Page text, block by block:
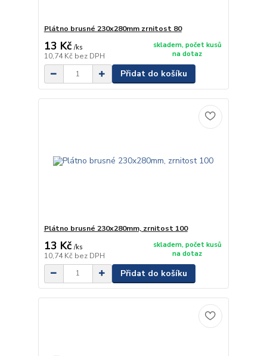
Plátno brusné 230x280mm zrnitost 80
13 Kč /ks
10,74 Kč bez DPH
skladem, počet kusů
na dotaz
Přidat do košíku
Plátno brusné 230x280mm, zrnitost 100
13 Kč /ks
10,74 Kč bez DPH
skladem, počet kusů
na dotaz
Přidat do košíku